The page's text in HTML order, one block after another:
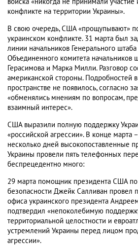
конфликте на территории Украины».
В свою очередь, США «прощупывают»
украинском конфликте. 31 марта был
линии начальников Генерального
Объединенного комитета
Герасимова и Марка Милли. Разговор
американской стороны. Подробностей
пространстве не появилось, согласно
«обменялись мнениям по вопросам,
взаимный интерес».
США выразили полную поддержку
«российской агрессии». В конце марта
несколько дней высокопоставленные
Украины провели пять телефонных
беспрецедентно много:
29 марта помощник президента США
безопасности Джейк Салливан провел
офиса украинского президента
подтвердил «непоколебимую
территориальной целостности и
устремлений Украины перед лицом
агрессии».